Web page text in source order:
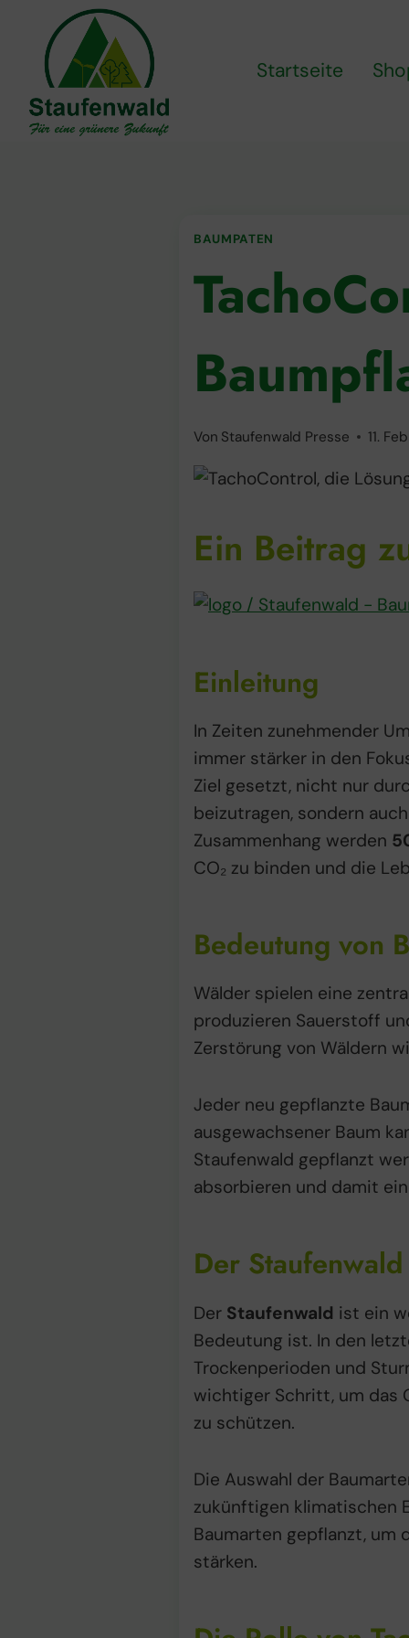
springen
Startseite
BAUMPATEN
Von Staufenwald Presse 11.
Ein Beitrag
Einleitung
In Zeiten zunehmender
immer stärker in den
Ziel gesetzt, nicht nur
beizutragen, sondern
Zusammenhang werden
CO₂ zu binden und die
Bedeutung von
Wälder spielen eine
produzieren Sauerstoff
Zerstörung von Wäldern
Jeder neu gepflanzte
ausgewachsener Baum
Staufenwald gepflanzt
absorbieren und damit
Der
Der Staufenwald ist ein
Bedeutung ist. In den
Trockenperioden und
wichtiger Schritt, um das
zu schützen.
Die Auswahl der
zukünftigen klimatischen
Baumarten gepflanzt, um
stärken.